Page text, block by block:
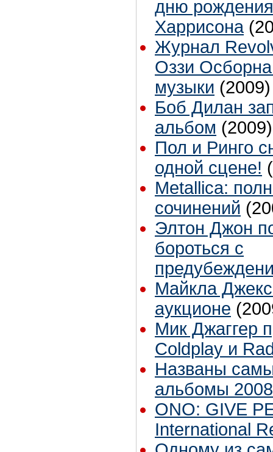
дню
Харрисона
Журнал
Оззи Осборна
музыки (2009)
Боб Дилан
альбом (2009)
Пол и Ринго
одной сцене!
Metallica:
сочинений
Элтон Джон
бороться с
Майкла
аукционе
Мик Джаггер
Coldplay и
Названы
альбомы
ONO: GIVE
International